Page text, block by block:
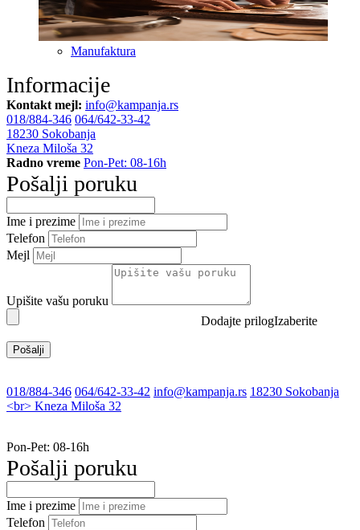
Manufaktura
Informacije
Kontakt mejl: info@kampanja.rs
018/884-346 064/642-33-42
18230 Sokobanja
Kneza Miloša 32
Radno vreme Pon-Pet: 08-16h
Pošalji poruku
Ime i prezime
Telefon
Mejl
Upišite vašu poruku
Dodajte prilog
Pošalji
018/884-346 064/642-33-42 info@kampanja.rs 18230 Sokobanja
<br> Kneza Miloša 32
Pon-Pet: 08-16h
Pošalji poruku
Ime i prezime
Telefon